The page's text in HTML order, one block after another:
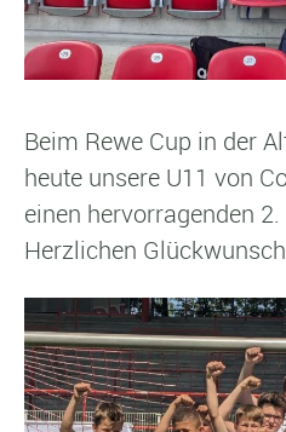
Beim Rewe Cup in der
heute unsere U11 von
einen hervorragenden
Herzlichen